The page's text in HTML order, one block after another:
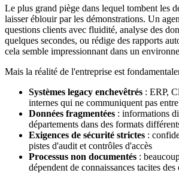
Le plus grand piège dans lequel tombent les
laisser éblouir par les démonstrations. Un
questions clients avec fluidité, analyse des
quelques secondes, ou rédige des rapports
cela semble impressionnant dans un
Mais la réalité de l'entreprise est
Systèmes legacy enchevêtrés : ERP,
internes qui ne communiquent pas
Données fragmentées : informations
départements dans des formats
Exigences de sécurité strictes :
pistes d'audit et contrôles d'accès
Processus non documentés :
dépendent de connaissances tacites des